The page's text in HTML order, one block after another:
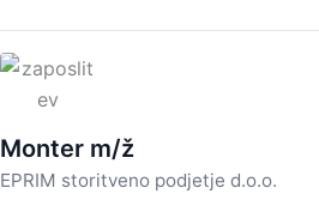
Monter m/ž
EPRIM storitveno podjetje d.o.o.